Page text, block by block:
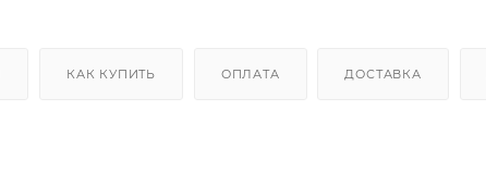
КАК КУПИТЬ ОПЛАТА ДОСТАВКА